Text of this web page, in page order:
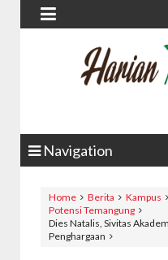

Navigation
Home Berita Kampus
Potensi Temangung
Dies Natalis, Sivitas
Penghargaan